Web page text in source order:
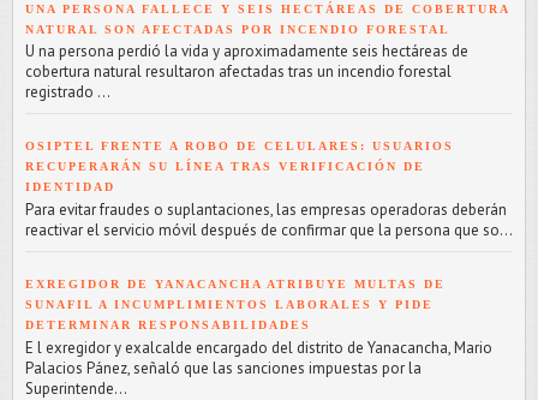
UNA PERSONA FALLECE Y SEIS HECTÁREAS DE COBERTURA
NATURAL SON AFECTADAS POR INCENDIO FORESTAL
U na persona perdió la vida y aproximadamente seis hectáreas de
cobertura natural resultaron afectadas tras un incendio forestal
registrado ...
OSIPTEL FRENTE A ROBO DE CELULARES: USUARIOS
RECUPERARÁN SU LÍNEA TRAS VERIFICACIÓN DE
IDENTIDAD
Para evitar fraudes o suplantaciones, las empresas operadoras deberán
reactivar el servicio móvil después de confirmar que la persona que so...
EXREGIDOR DE YANACANCHA ATRIBUYE MULTAS DE
SUNAFIL A INCUMPLIMIENTOS LABORALES Y PIDE
DETERMINAR RESPONSABILIDADES
E l exregidor y exalcalde encargado del distrito de Yanacancha, Mario
Palacios Pánez, señaló que las sanciones impuestas por la
Superintende...